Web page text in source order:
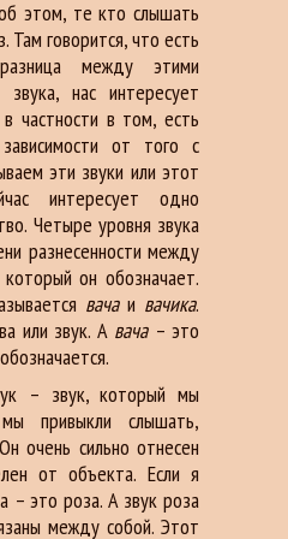
этом, те кто слышать
Там говорится, что есть
между этими
нас интересует
в частности в том, есть
от того с
эти звуки или этот
интересует одно
Четыре уровня звука
разнесенности между
он обозначает.
вачаи вачика.
или звук. А вача– это
– звук, который мы
привыкли слышать,
очень сильно отнесен
от объекта. Если я
– это роза. А звук роза
между собой. Этот